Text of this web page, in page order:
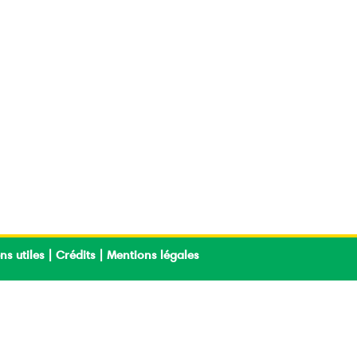
utiles | Crédits | Mentions légales